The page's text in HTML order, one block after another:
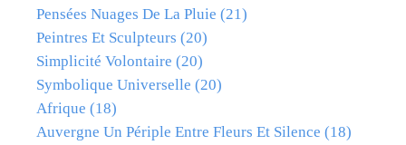
Pensées Nuages De La Pluie (21)
Peintres Et Sculpteurs (20)
Simplicité Volontaire (20)
Symbolique Universelle (20)
Afrique (18)
Auvergne Un Périple Entre Fleurs Et Silence (18)